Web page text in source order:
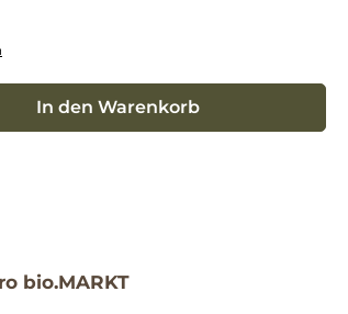
Wert ein oder benutze die Schaltflächen um die
In den Warenkorb
bio.MARKT